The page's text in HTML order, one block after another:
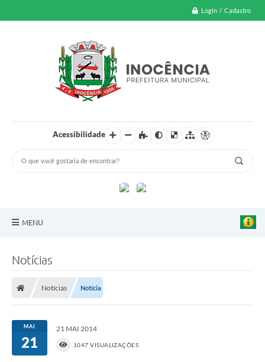
Login / Cadastro
Acessibilidade
MENU
Transparência Pública
Notícias
Legislação
Notícias
Notícias Notícia
MAI
21
21 MAI 2014
1047 VISUALIZAÇÕES